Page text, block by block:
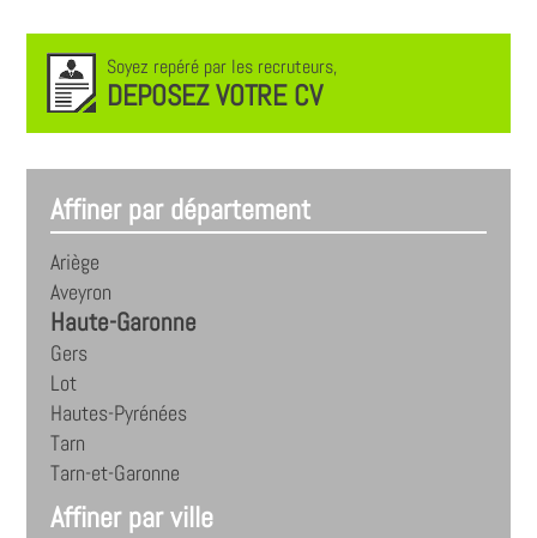
Soyez repéré par les recruteurs,
DEPOSEZ VOTRE CV
Affiner par département
Ariège
Aveyron
Haute-Garonne
Gers
Lot
Hautes-Pyrénées
Tarn
Tarn-et-Garonne
Affiner par ville